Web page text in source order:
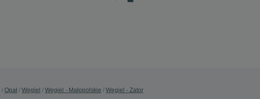
Opał Węgiel Węgiel - Małopolskie Węgiel - Zator